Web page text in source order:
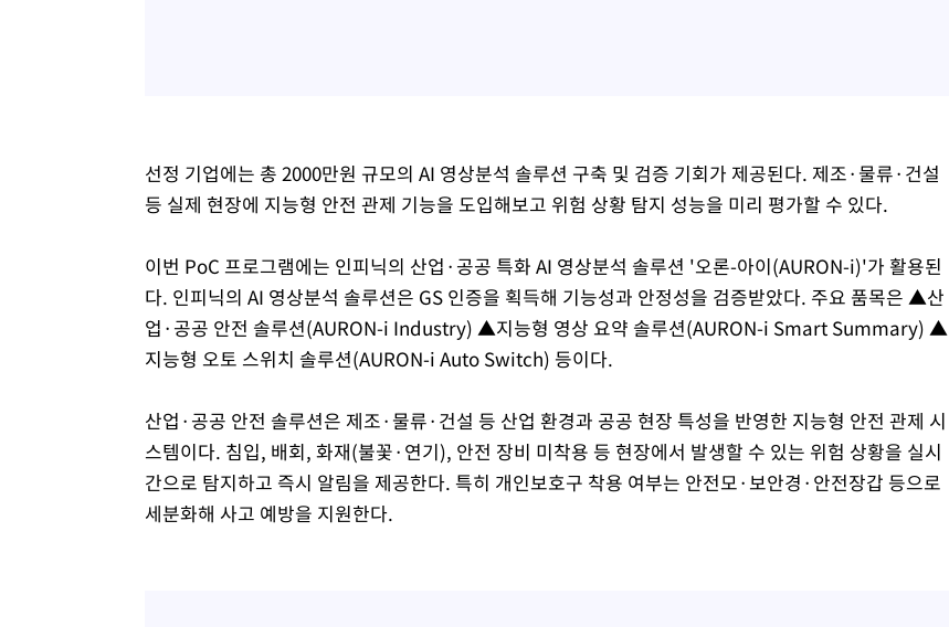
선정 기업에는 총 2000만원 규모의 AI 영상분석 솔루션 구축 및 검증 기회가 제공된다. 제조·물류·건설
등 실제 현장에 지능형 안전 관제 기능을 도입해보고 위험 상황 탐지 성능을 미리 평가할 수 있다.
이번 PoC 프로그램에는 인피닉의 산업·공공 특화 AI 영상분석 솔루션 '오론-아이(AURON-i)'가 활용된
다. 인피닉의 AI 영상분석 솔루션은 GS 인증을 획득해 기능성과 안정성을 검증받았다. 주요 품목은 ▲산
업·공공 안전 솔루션(AURON-i Industry) ▲지능형 영상 요약 솔루션(AURON-i Smart Summary) ▲
지능형 오토 스위치 솔루션(AURON-i Auto Switch) 등이다.
산업·공공 안전 솔루션은 제조·물류·건설 등 산업 환경과 공공 현장 특성을 반영한 지능형 안전 관제 시
스템이다. 침입, 배회, 화재(불꽃·연기), 안전 장비 미착용 등 현장에서 발생할 수 있는 위험 상황을 실시
간으로 탐지하고 즉시 알림을 제공한다. 특히 개인보호구 착용 여부는 안전모·보안경·안전장갑 등으로
세분화해 사고 예방을 지원한다.